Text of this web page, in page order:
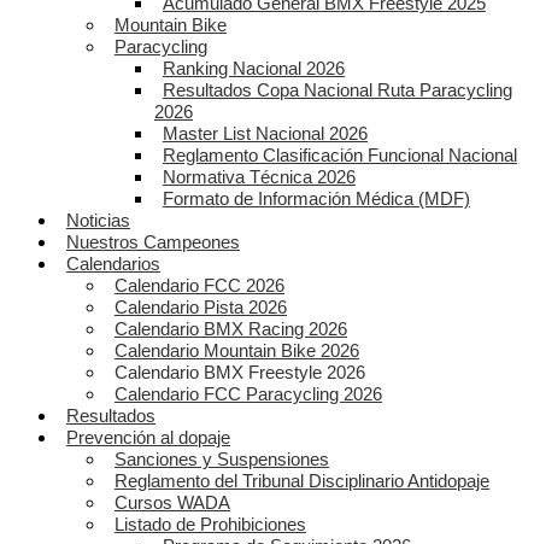
Mountain Bike
Paracycling
Ranking Nacional 2026
Resultados Copa Nacional Ruta Paracycling
2026
Master List Nacional 2026
Reglamento Clasificación Funcional Nacional
Normativa Técnica 2026
Formato de Información Médica (MDF)
Noticias
Nuestros Campeones
Calendarios
Calendario FCC 2026
Calendario Pista 2026
Calendario BMX Racing 2026
Calendario Mountain Bike 2026
Calendario BMX Freestyle 2026
Calendario FCC Paracycling 2026
Resultados
Prevención al dopaje
Sanciones y Suspensiones
Reglamento del Tribunal Disciplinario Antidopaje
Cursos WADA
Listado de Prohibiciones